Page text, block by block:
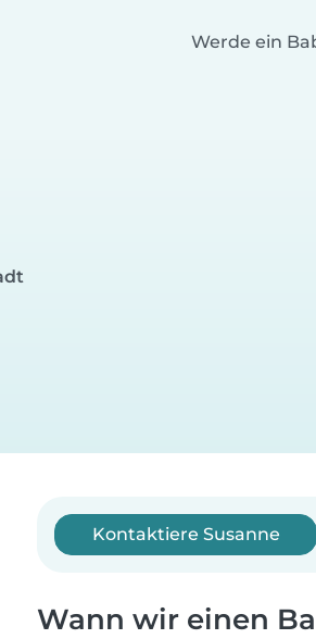
Werde ein
Kontaktiere Susanne
Wann wir einen